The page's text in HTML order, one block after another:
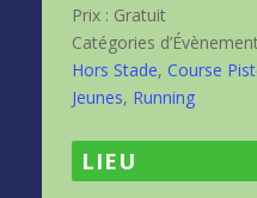
Prix : Gratuit
Catégories
Hors Stade, Course
Jeunes, Running
LIEU